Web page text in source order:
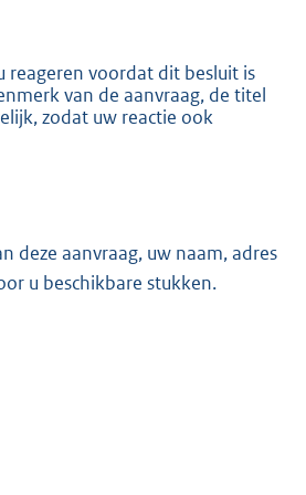
reageren voordat dit besluit is
van de aanvraag, de titel
zodat uw reactie ook
deze aanvraag, uw naam, adres
u beschikbare stukken.